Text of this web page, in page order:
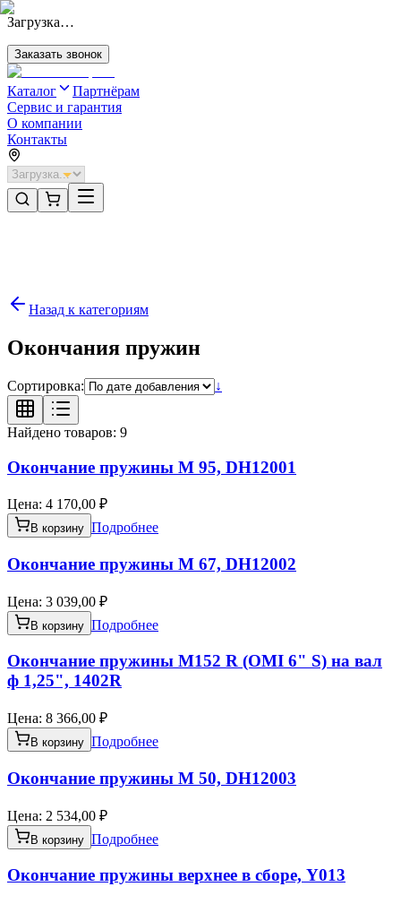
Загрузка…
Заказать звонок
Каталог
Партнёрам
Сервис и гарантия
О компании
Контакты
Окончания пружин
Назад к категориям
Окончания пружин
Сортировка: ↓
Найдено товаров: 9
Окончание пружины М 95, DH12001
Цена: 4 170,00 ₽
В корзину Подробнее
Окончание пружины М 67, DH12002
Цена: 3 039,00 ₽
В корзину Подробнее
Окончание пружины М152 R (OMI 6" S) на вал
ф 1,25", 1402R
Цена: 8 366,00 ₽
В корзину Подробнее
Окончание пружины М 50, DH12003
Цена: 2 534,00 ₽
В корзину Подробнее
Окончание пружины верхнее в сборе, Y013